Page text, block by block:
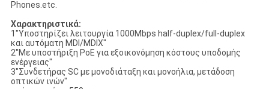
Phones.etc.
Χαρακτηριστικά:
1"Υποστηρίζει λειτουργία 1000Mbps half-duplex/full-duplex
και αυτόματη MDI/MDIX"
2"Με υποστήριξη PoE για εξοικονόμηση κόστους υποδομής
ενέργειας"
3"Συνδετήρας SC με μονοδιάταξη και μονοήλια, μετάδοση
οπτικών ινών"